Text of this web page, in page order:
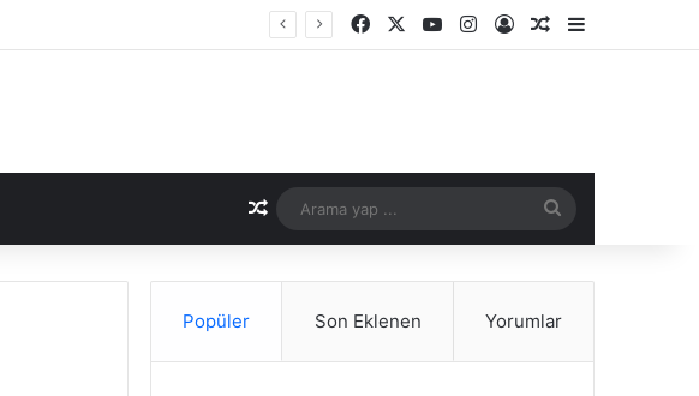
Facebook YouTubeInstagramKayıt OlRastgele Makale
Rastgele Makale
yap
Popüler Son Eklenen Yorumlar